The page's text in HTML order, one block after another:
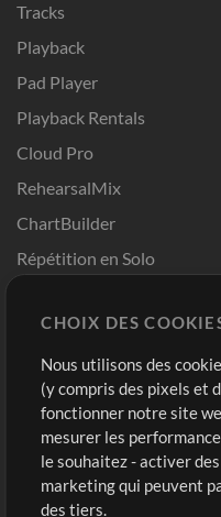
Tracks
Playback
Pad Player
Playback Rentals
Cloud Pro
RehearsalMix
ChartBuilder
Répétition en Solo
Modèles ProPresenter
Sons
Boutique
Acheter des crédits
Contenu gratuit
CHOIX DES
Nous utilisons des
(y compris des pixels et
fonctionner notre site
mesurer les
le souhaitez - activer
marketing qui peuvent
des tiers.